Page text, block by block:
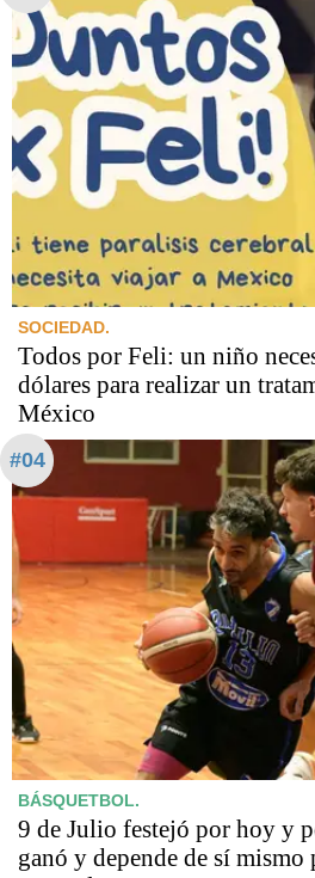
SOCIEDAD.
Todos por Feli: un niño
dólares para realizar un
México
#04
BÁSQUETBOL.
9 de Julio festejó por hoy y
ganó y depende de sí mismo